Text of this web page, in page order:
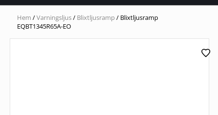
Hem /Varningsljus/ Blixtljusramp/ Blixtljusramp
EQBT1345R65A-EO